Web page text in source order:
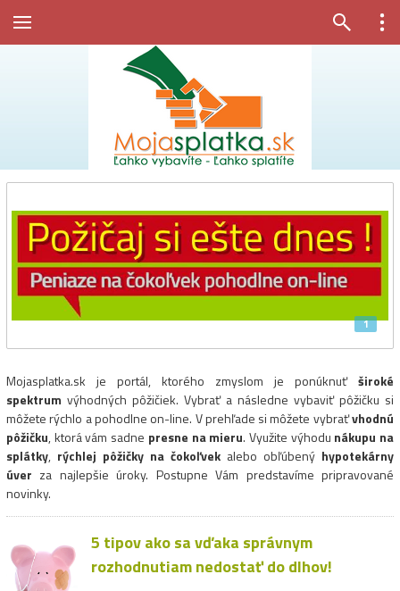
1
Mojasplatka.sk je portál, ktorého zmyslom je ponúknuť široké
spektrum výhodných pôžičiek. Vybrať a následne vybaviť pôžičku si
môžete rýchlo a pohodlne on-line. V prehľade si môžete vybraťvhodnú
pôžičku, ktorá vám sadne presne na mieru. Využite výhodu nákupu na
splátky, rýchlej pôžičky na čokoľvek alebo obľúbený hypotekárny
úver za najlepšie úroky. Postupne Vám predstavíme pripravované
novinky.
5 tipov ako sa vďaka správnym
rozhodnutiam nedostať do dlhov!